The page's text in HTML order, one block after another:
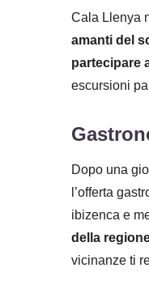
Cala Llenya
amanti del
partecipare
escursioni
Dopo una
l’offerta
ibizenca e
della
vicinanze ti